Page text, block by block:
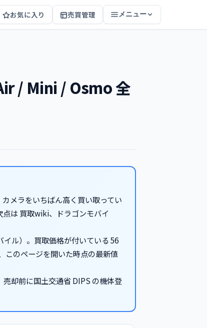
お気に入り 売買管理 メニュー
/ Mini / Osmo 全
メラをいちばん高く買い取ってい
点は 買取wiki、ドラゴンモバイ
イル）。買取価格が付いている 56
このページを開いた時点の最新値
却前に国土交通省 DIPS の機体登